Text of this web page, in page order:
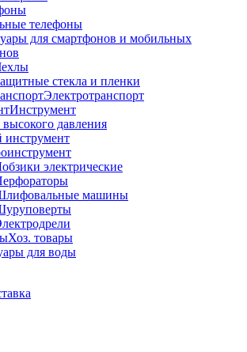
телефоны
для смартфонов и мобильных
стекла и пленки
Электротранспорт
Инструмент
давления
инструмент
электрические
машины
Хоз. товары
для воды